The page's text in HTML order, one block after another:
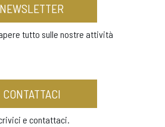
NEWSLETTER
tutto sulle nostre attività
CONTATTACI
e contattaci.